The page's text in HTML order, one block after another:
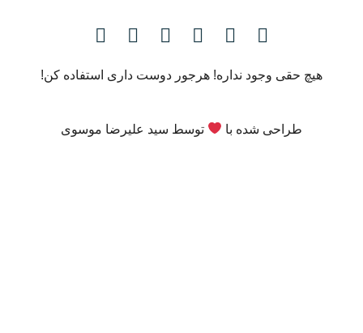
هیچ حقی وجود نداره! هرجور دوست داری استفاده کن!
طراحی شده با توسط سید علیرضا موسوی